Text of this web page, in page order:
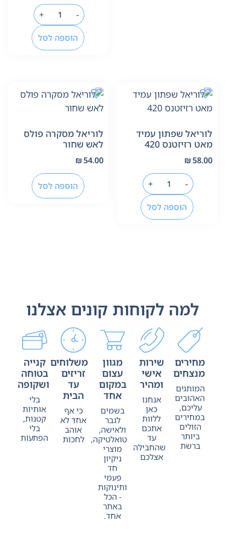
-
+
הוספה לסל
לוריאל שפתון עמיד
מאט רזיזטנס 420
₪58.00
-
+
הוספה לסל
לוריאל מסקרה פולס
לאש שחור
₪54.00
הוספה לסל
למה לקוחות קונים אצלנו
מחירים
מנצחים
המותגים
האהובים
עליכם,
במחירים
הזולים
ביותר
ברשת
שירות
אישי
ומהיר
אנחנו
כאן
ללוות
אתכם
עד
שהחבילה
אצלכם
מגוון
עצום
במקום
אחד
בשמים
לגבר
ולאישה,
טואלטיקה,
מוצרי
ניקיון
חד
פעמי
ותינוקות
- הכל
באתר
אחד.
משלוחים
זריזים
עד
הבית
כי אף
אחד לא
אוהב
לחכות
קנייה
בטוחה
ושקופה
בלי
אותיות
קטנות,
בלי
הפתעות